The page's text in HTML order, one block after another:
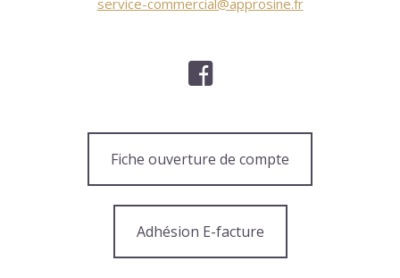
Fiche ouverture de compte
Adhésion E-facture